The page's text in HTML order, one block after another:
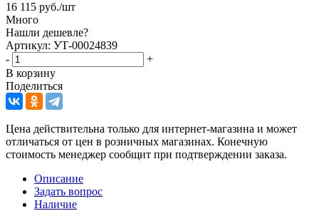
16 115 руб./шт
Много
Нашли дешевле?
Артикул: УТ-00024839
-
+
В корзину
Поделиться
Цена действительна только для интернет-магазина и может
отличаться от цен в розничных магазинах. Конечную
стоимость менеджер сообщит при подтверждении заказа.
Описание
Задать вопрос
Наличие